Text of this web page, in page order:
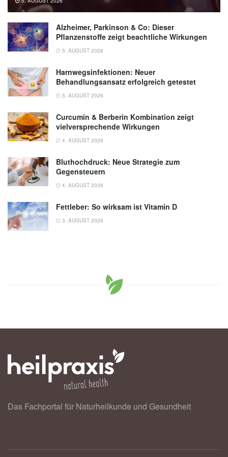
Meta-Analysis of Prospective Cohort Studies;
in: Journal of Clinical Medicine (veröffentlicht
09.06.2020),Journal of Clinical Medicine
Alzheimer, Parkinson & Co: Dieser
Pflanzenstoffe zeigt beachtliche Wirkungen
5. AUGUST 2026
Harnwegsinfektionen: Neuer
Behandlungsansatz erfolgreich getestet
5. AUGUST 2026
Curcumin & Berberin Kombination zeigt
vielversprechende Wirkungen
4. AUGUST 2026
Bluthochdruck: Neue Strategie zum
Gegensteuern
4. AUGUST 2026
Fettleber: So wirksam ist Vitamin D
3. AUGUST 2026
Das Fachportal für Naturheilkunde und Gesundheit